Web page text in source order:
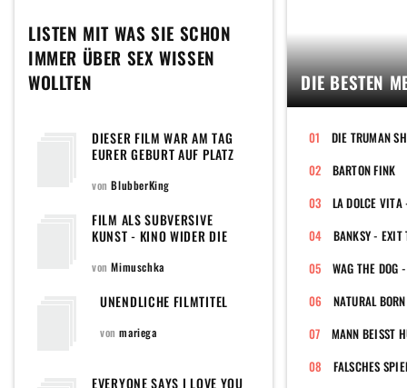
LISTEN MIT WAS SIE SCHON
IMMER ÜBER SEX WISSEN
WOLLTEN
DIESER FILM WAR AM TAG
EURER GEBURT AUF PLATZ
vonBlubberKing
FILM ALS SUBVERSIVE
KUNST - KINO WIDER DIE
vonMimuschka
UNENDLICHE FILMTITEL
vonmariega
EVERYONE SAYS I LOVE YOU
DIE BESTEN
DIE TRUMAN
BARTON FINK
LA DOLCE VITA
NATURAL
MANN BEISST
FALSCHES